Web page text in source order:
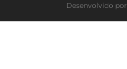
Desenvolvido por